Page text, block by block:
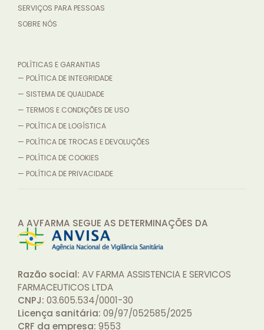
SERVIÇOS PARA PESSOAS
SOBRE NÓS
POLÍTICAS E GARANTIAS
— POLÍTICA DE INTEGRIDADE
— SISTEMA DE QUALIDADE
— TERMOS E CONDIÇÕES DE USO
— POLÍTICA DE LOGÍSTICA
— POLÍTICA DE TROCAS E DEVOLUÇÕES
— POLÍTICA DE COOKIES
— POLÍTICA DE PRIVACIDADE
A AVFARMA SEGUE AS DETERMINAÇÕES DA
Razão social: AV FARMA ASSISTENCIA E SERVICOS
FARMACEUTICOS LTDA
CNPJ: 03.605.534/0001-30
Licença sanitária: 09/97/052585/2025
CRF da empresa: 9553